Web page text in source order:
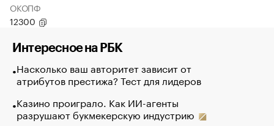
ОКОПФ
12300
Интересное на РБК
Насколько ваш авторитет зависит от
атрибутов престижа? Тест для лидеров
Казино проиграло. Как ИИ-агенты
разрушают букмекерскую индустрию